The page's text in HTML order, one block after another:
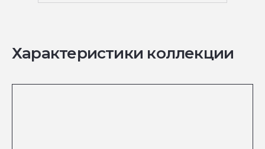
Характеристики коллекции